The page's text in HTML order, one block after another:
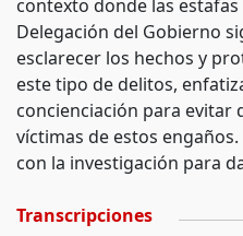
contexto donde las
Delegación del Gobierno
esclarecer los hechos y
este tipo de delitos,
concienciación para evitar
víctimas de estos
con la investigación para
Transcripciones